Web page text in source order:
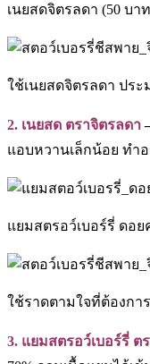
เนยสดจิตรลดา (50 บา
ใช้เนยสดจิตรลดา ปร
2. เนยสด ตราจิตรลดา
แอบหวานเล็กน้อย ทำ
แยมสตรอว์เบอร์รี่ ดอย
ใช้ราดตามใจที่ต้องการ
3. แยมสตรอว์เบอร์รี่ ต